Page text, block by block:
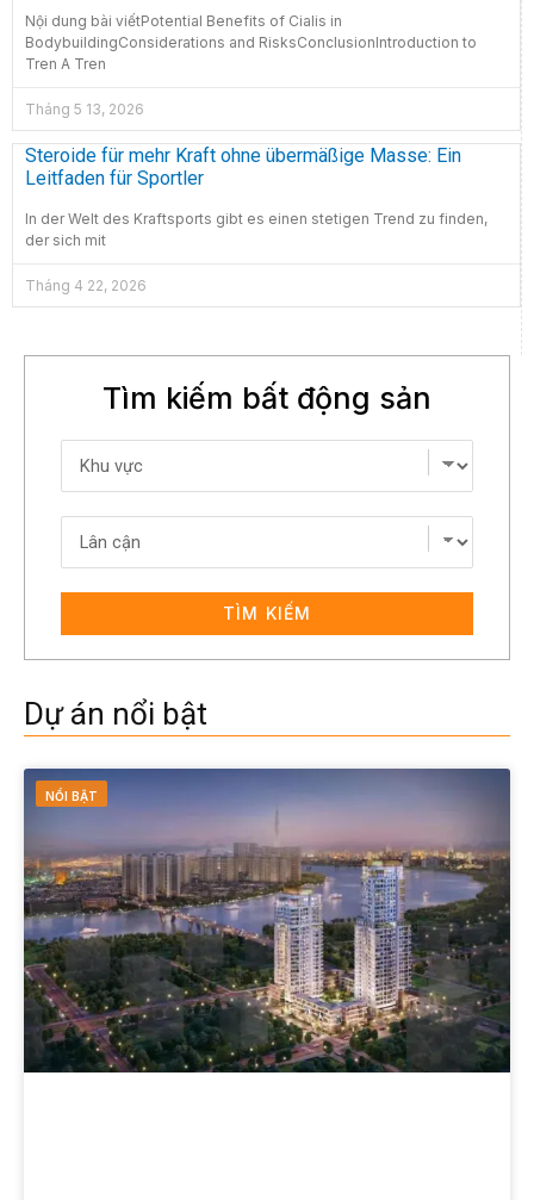
Nội dung bài viếtPotential Benefits of Cialis in
BodybuildingConsiderations and RisksConclusionIntroduction to
Tren A Tren
Tháng 5 13, 2026
Steroide für mehr Kraft ohne übermäßige Masse: Ein
Leitfaden für Sportler
In der Welt des Kraftsports gibt es einen stetigen Trend zu finden,
der sich mit
Tháng 4 22, 2026
Tìm kiếm bất động sản
TÌM KIẾM
Dự án nổi bật
NỔI BẬT